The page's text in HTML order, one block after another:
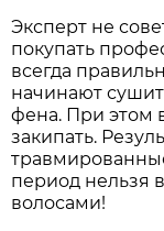
Эксперт не
покупать
всегда
начинают
фена. При этом
закипать.
период нельзя
волосами!